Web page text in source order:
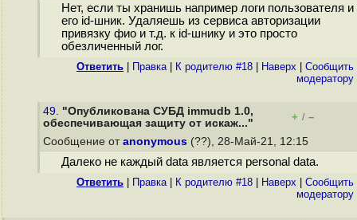
Нет, если ты хранишь например логи пользователя и
его id-шник. Удаляешь из сервиса авторизации
привязку фио и т.д. к id-шнику и это просто
обезличенный лог.
Ответить Правка| К родителю #18 Наверх
Cообщить
модератору
49. "Опубликована СУБД immudb 1.0,
обеспечивающая защиту от искаж..."
+ / –
Сообщение от anonymous (??), 28-Май-21, 12:15
Далеко не каждый data является personal data.
Ответить Правка| К родителю #18 Наверх
Cообщить
модератору